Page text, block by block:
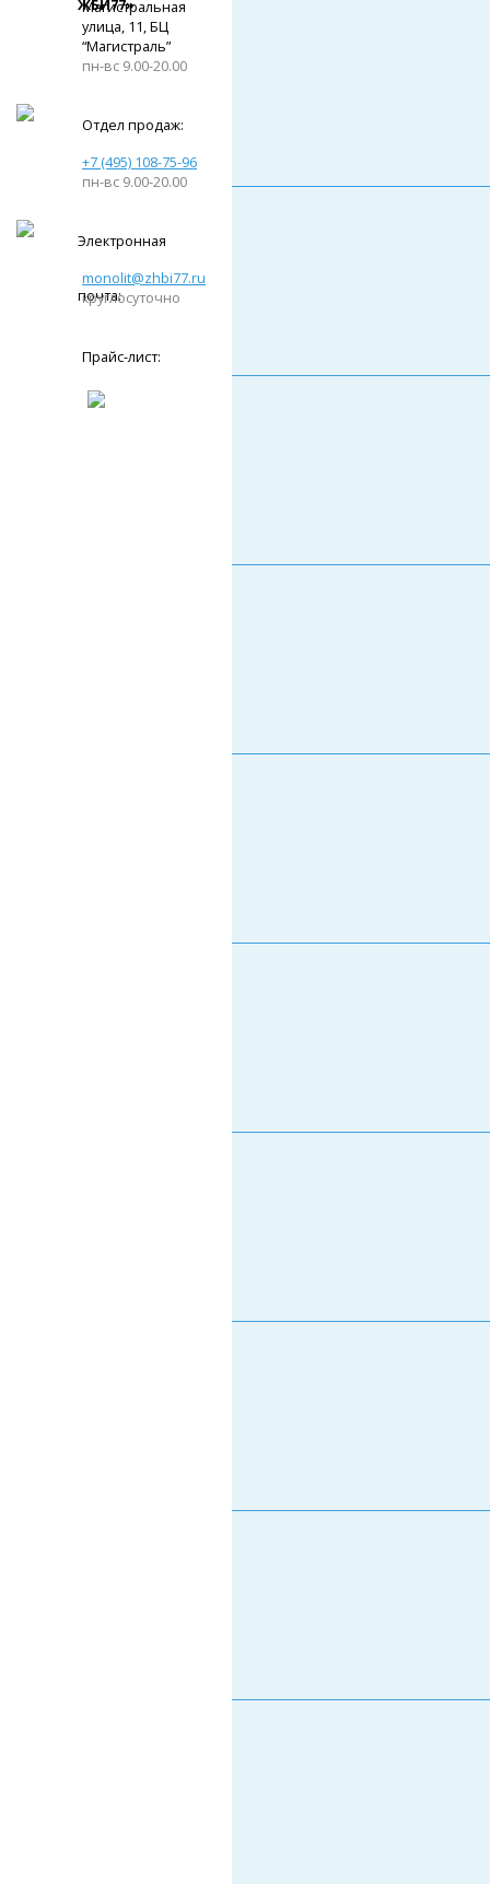
ЖБИ77»
Магистральная
улица, 11, ​БЦ
“Магистраль”
пн-вс 9.00-20.00
Отдел продаж:
+7 (495) 108-75-96
пн-вс 9.00-20.00
Электронная
почта:
monolit@zhbi77.ru
круглосуточно
Прайс-лист: